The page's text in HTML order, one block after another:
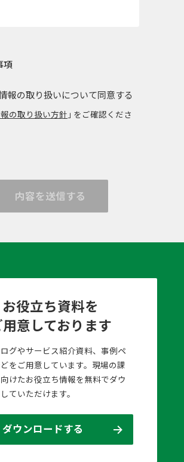
項
報の取り扱いについて同意する
の取り扱い方針 ｣ をご確認くださ
内容を送信する
お役立ち資料を
用意しております
グやサービス紹介資料、事例ペ
をご用意しています。現場の課
けたお役立ち情報を無料でダウ
ていただけます。
ダウンロードする